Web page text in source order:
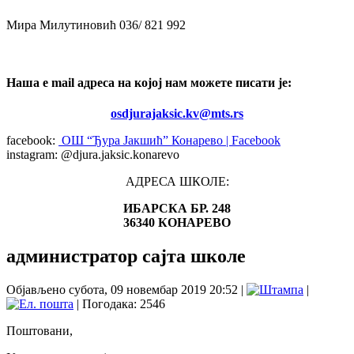
Мира Милутиновић 036/ 821 992
Наша e mail адреса на којој нам можете писати је:
osdjurajaksic.kv@mts.rs
facebook: ОШ “Ђура Јакшић” Конарево | Facebook
instagram: @djura.jaksic.konarevo
АДРЕСА ШКОЛЕ:
ИБАРСКА БР. 248
36340 КОНАРЕВО
администратор сајта школе
Објављено субота, 09 новембар 2019 20:52 |
|
| Погодака: 2546
Поштовани,